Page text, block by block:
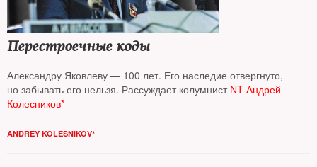
Перестроечные коды
Александру Яковлеву — 100 лет. Его наследие отвергнуто,
но забывать его нельзя. Рассуждает колумнистNT Андрей
Колесников*
ANDREY KOLESNIKOV*